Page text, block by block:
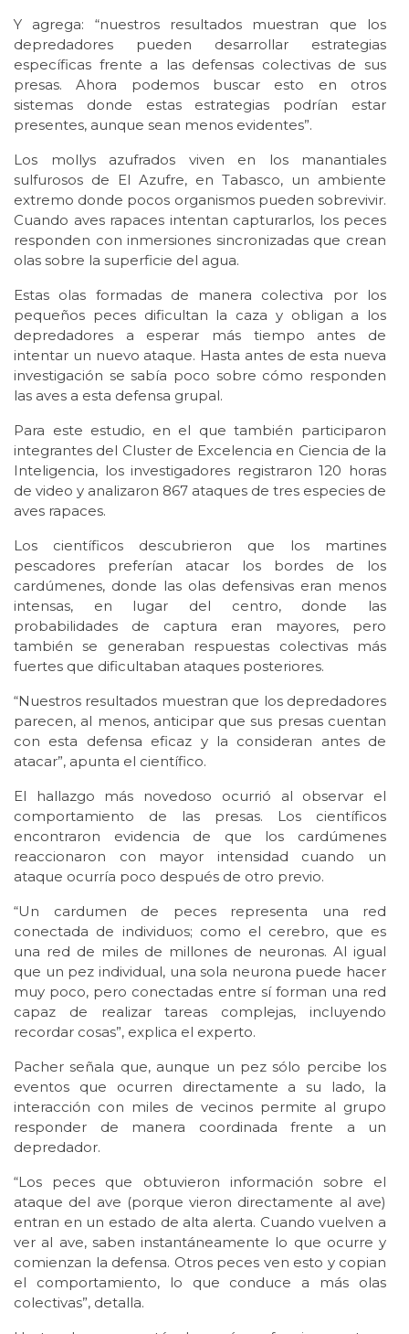
Y agrega: “nuestros resultados muestran que los
depredadores pueden desarrollar estrategias
específicas frente a las defensas colectivas de sus
presas. Ahora podemos buscar esto en otros
sistemas donde estas estrategias podrían estar
presentes, aunque sean menos evidentes”.
Los mollys azufrados viven en los manantiales
sulfurosos de El Azufre, en Tabasco, un ambiente
extremo donde pocos organismos pueden sobrevivir.
Cuando aves rapaces intentan capturarlos, los peces
responden con inmersiones sincronizadas que crean
olas sobre la superficie del agua.
Estas olas formadas de manera colectiva por los
pequeños peces dificultan la caza y obligan a los
depredadores a esperar más tiempo antes de
intentar un nuevo ataque. Hasta antes de esta nueva
investigación se sabía poco sobre cómo responden
las aves a esta defensa grupal.
Para este estudio, en el que también participaron
integrantes del Cluster de Excelencia en Ciencia de la
Inteligencia, los investigadores registraron 120 horas
de video y analizaron 867 ataques de tres especies de
aves rapaces.
Los científicos descubrieron que los martines
pescadores preferían atacar los bordes de los
cardúmenes, donde las olas defensivas eran menos
intensas, en lugar del centro, donde las
probabilidades de captura eran mayores, pero
también se generaban respuestas colectivas más
fuertes que dificultaban ataques posteriores.
“Nuestros resultados muestran que los depredadores
parecen, al menos, anticipar que sus presas cuentan
con esta defensa eficaz y la consideran antes de
atacar”, apunta el científico.
El hallazgo más novedoso ocurrió al observar el
comportamiento de las presas. Los científicos
encontraron evidencia de que los cardúmenes
reaccionaron con mayor intensidad cuando un
ataque ocurría poco después de otro previo.
“Un cardumen de peces representa una red
conectada de individuos; como el cerebro, que es
una red de miles de millones de neuronas. Al igual
que un pez individual, una sola neurona puede hacer
muy poco, pero conectadas entre sí forman una red
capaz de realizar tareas complejas, incluyendo
recordar cosas”, explica el experto.
Pacher señala que, aunque un pez sólo percibe los
eventos que ocurren directamente a su lado, la
interacción con miles de vecinos permite al grupo
responder de manera coordinada frente a un
depredador.
“Los peces que obtuvieron información sobre el
ataque del ave (porque vieron directamente al ave)
entran en un estado de alta alerta. Cuando vuelven a
ver al ave, saben instantáneamente lo que ocurre y
comienzan la defensa. Otros peces ven esto y copian
el comportamiento, lo que conduce a más olas
colectivas”, detalla.